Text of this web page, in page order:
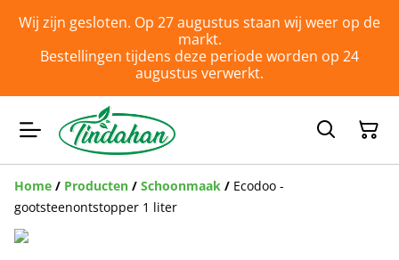
Wij zijn gesloten. Op 27 augustus staan wij weer op de
markt.
Bestellingen tijdens deze periode worden op 24
augustus verwerkt.
Home / Producten / Schoonmaak / Ecodoo -
gootsteenontstopper 1 liter